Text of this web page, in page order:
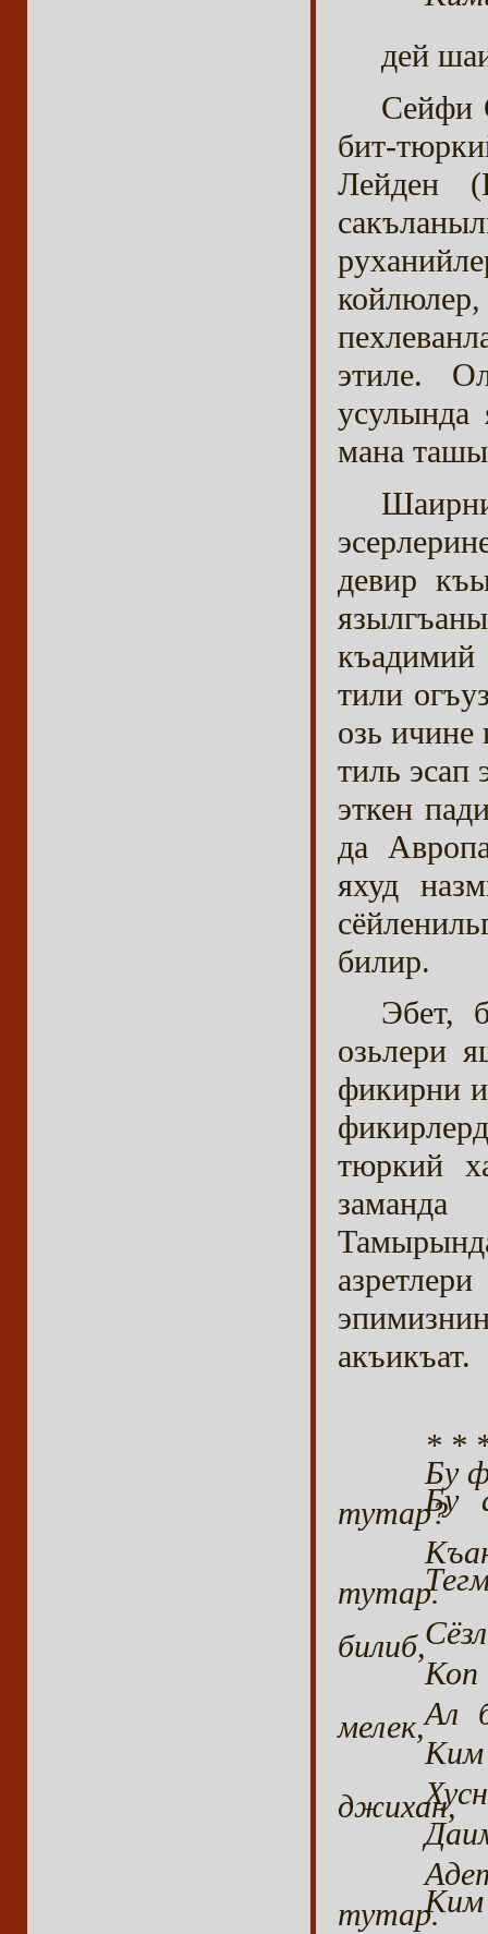
дей
Сейфи
бит-
Лейден
этиле.
усулында
мана
девир
тили
озь ичине
тиль эсап
эткен
да
яхуд
билир.
Эбет,
озьлери
фикирни
тюркий
акъикъат.
* *
Бу
Бу
тутар?
тутар.
билиб,
Коп
Ал
мелек,
Ким
джихан,
тутар.